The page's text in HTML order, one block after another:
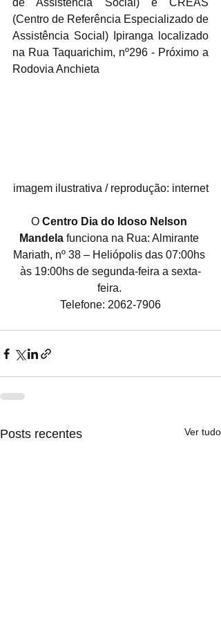
de Assistência Social) e CREAS
(Centro de Referência Especializado de
Assistência Social) Ipiranga localizado
na Rua Taquarichim, nº296 - Próximo a
Rodovia Anchieta
imagem ilustrativa / reprodução: internet
O Centro Dia do Idoso Nelson
Mandela funciona na Rua: Almirante
Mariath, nº 38 – Heliópolis das 07:00hs
às 19:00hs de segunda-feira a sexta-
feira.
Telefone: 2062-7906
Posts recentes Ver tudo